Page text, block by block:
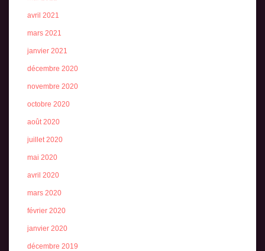
avril 2021
mars 2021
janvier 2021
décembre 2020
novembre 2020
octobre 2020
août 2020
juillet 2020
mai 2020
avril 2020
mars 2020
février 2020
janvier 2020
décembre 2019